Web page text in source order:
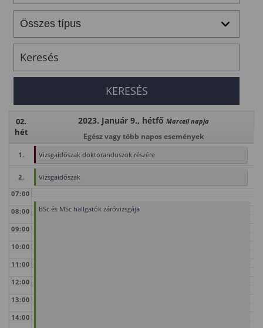
02.
hét
2023. Január 9., hétfő Marcell napja
Egész vagy több napos események
1. Vizsgaidőszak doktoranduszok részére
2.
Vizsgaidőszak
07:00
08:00
09:00
10:00
11:00
12:00
13:00
14:00
BSc és MSc hallgatók záróvizsgája